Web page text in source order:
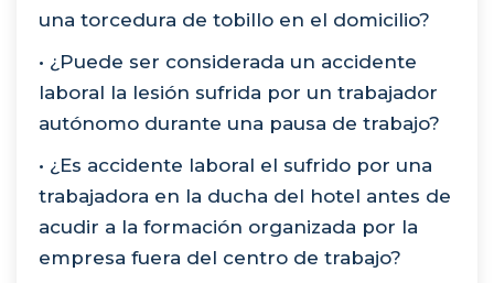
una torcedura de tobillo en el domicilio?
• ¿Puede ser considerada un accidente
laboral la lesión sufrida por un trabajador
autónomo durante una pausa de trabajo?
• ¿Es accidente laboral el sufrido por una
trabajadora en la ducha del hotel antes de
acudir a la formación organizada por la
empresa fuera del centro de trabajo?